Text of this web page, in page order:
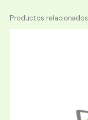
Productos relacionados